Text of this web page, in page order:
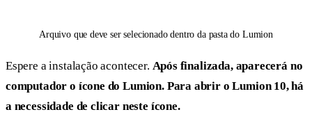
Arquivo que deve ser selecionado dentro da pasta do Lumion
Espere a instalação acontecer. Após finalizada, aparecerá no
computador o ícone do Lumion. Para abrir o Lumion 10, há
a necessidade de clicar neste ícone.